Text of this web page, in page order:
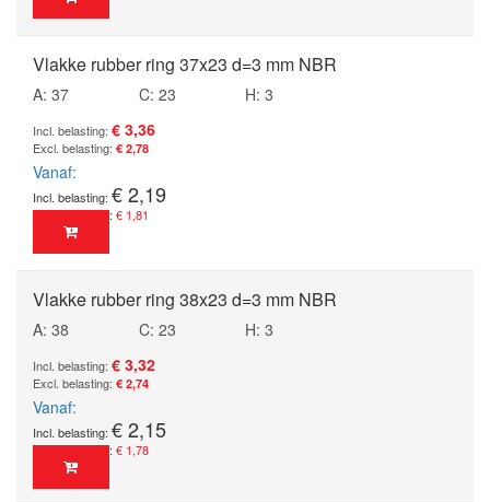
Vlakke rubber ring 37x23 d=3 mm NBR
A: 37 C: 23
H: 3
€ 3,36
€ 2,78
Vanaf
€ 2,19
€ 1,81
Vlakke rubber ring 38x23 d=3 mm NBR
A: 38 C: 23
H: 3
€ 3,32
€ 2,74
Vanaf
€ 2,15
€ 1,78